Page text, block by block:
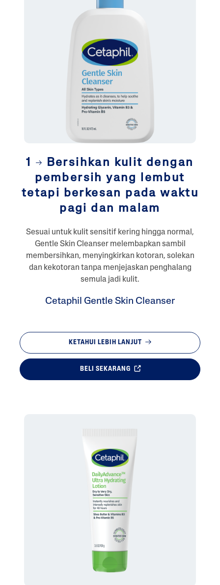
1
Bersihkan kulit dengan
pembersih yang lembut
tetapi berkesan pada waktu
pagi dan malam
Sesuai untuk kulit sensitif kering hingga normal,
Gentle Skin Cleanser melembapkan sambil
membersihkan, menyingkirkan kotoran, solekan
dan kekotoran tanpa menjejaskan penghalang
semula jadi kulit.
Cetaphil Gentle Skin Cleanser
KETAHUI LEBIH LANJUT
BELI SEKARANG